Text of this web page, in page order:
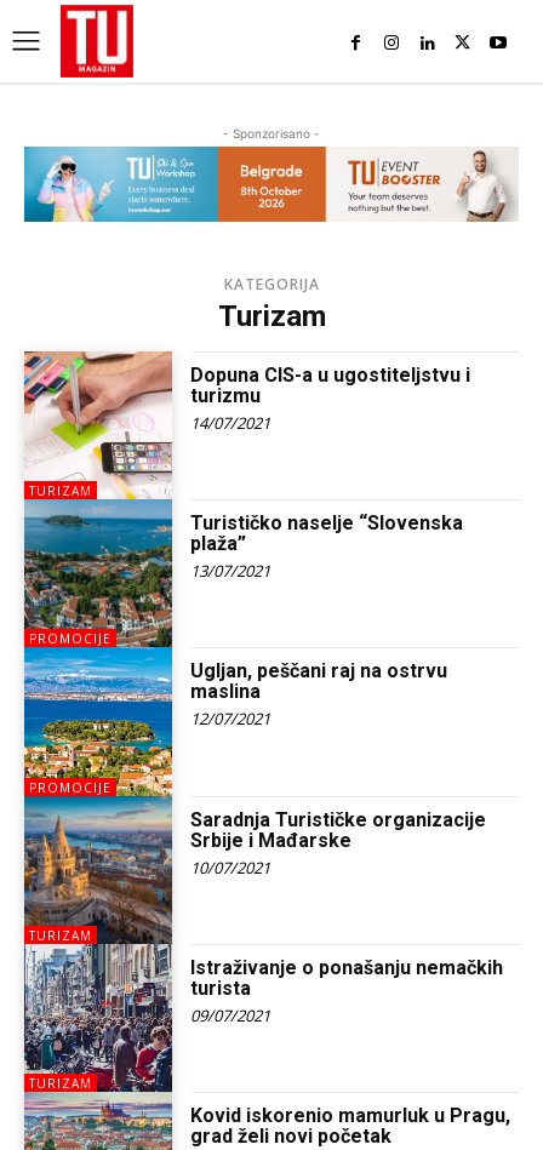
- Sponzorisano -
KATEGORIJA
Turizam
TURIZAM
Dopuna CIS-a u ugostiteljstvu i
turizmu
14/07/2021
PROMOCIJE
Turističko naselje “Slovenska
plaža”
13/07/2021
PROMOCIJE
Ugljan, peščani raj na ostrvu
maslina
12/07/2021
TURIZAM
Saradnja Turističke organizacije
Srbije i Mađarske
10/07/2021
TURIZAM
Istraživanje o ponašanju nemačkih
turista
09/07/2021
Kovid iskorenio mamurluk u Pragu,
grad želi novi početak